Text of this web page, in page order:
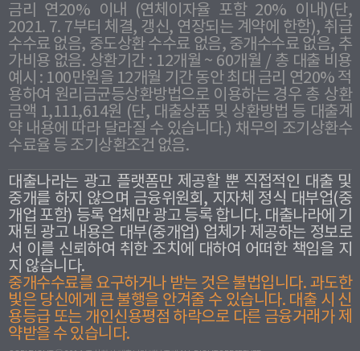
금리 연20% 이내 (연체이자율 포함 20% 이내)(단,
2021. 7. 7부터 체결, 갱신, 연장되는 계약에 한함), 취급
수수료 없음, 중도상환 수수료 없음, 중개수수료 없음, 추
가비용 없음. 상환기간 : 12개월 ~ 60개월 / 총 대출 비용
예시 : 100만원을 12개월 기간 동안 최대 금리 연20% 적
용하여 원리금균등상환방법으로 이용하는 경우 총 상환
금액 1,111,614원 (단, 대출상품 및 상환방법 등 대출계
약 내용에 따라 달라질 수 있습니다.) 채무의 조기상환수
수료율 등 조기상환조건 없음.
대출나라는 광고 플랫폼만 제공할 뿐 직접적인 대출 및
중개를 하지 않으며 금융위원회, 지자체 정식 대부업(중
개업 포함) 등록 업체만 광고 등록 합니다. 대출나라에 기
재된 광고 내용은 대부(중개업) 업체가 제공하는 정보로
서 이를 신뢰하여 취한 조치에 대하여 어떠한 책임을 지
지 않습니다.
중개수수료를 요구하거나 받는 것은 불법입니다. 과도한
빛은 당신에게 큰 불행을 안겨줄 수 있습니다. 대출 시 신
용등급 또는 개인신용평점 하락으로 다른 금융거래가 제
약받을 수 있습니다.